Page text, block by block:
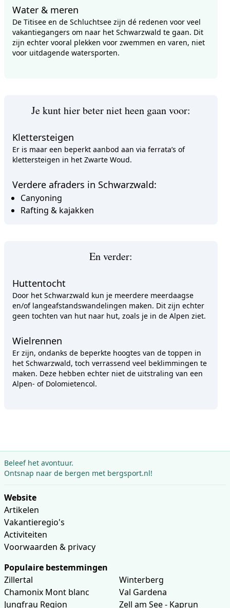
Water & meren
De Titisee en de Schluchtsee zijn dé redenen voor veel
vakantiegangers om naar het Schwarzwald te gaan. Dit
zijn echter vooral plekken voor zwemmen en varen, niet
voor uitdagende watersporten.
Je kunt hier beter niet heen gaan voor:
Klettersteigen
Er is maar een beperkt aanbod aan via ferrata’s of
klettersteigen in het Zwarte Woud.
Verdere afraders in Schwarzwald:
Canyoning
Rafting & kajakken
En verder:
Huttentocht
Door het Schwarzwald kun je meerdere meerdaagse
en/of langeafstandswandelingen maken. Dit zijn echter
geen tochten van hut naar hut, zoals je in de Alpen ziet.
Wielrennen
Er zijn, ondanks de beperkte hoogtes van de toppen in
het Schwarzwald, toch verrassend veel beklimmingen te
maken. Deze hebben echter niet de uitstraling van een
Alpen- of Dolomietencol.
Beleef het avontuur.
Ontsnap naar de bergen met bergsport.nl!
Website
Artikelen
Vakantieregio's
Activiteiten
Voorwaarden & privacy
Populaire bestemmingen
Zillertal
Chamonix Mont blanc
Jungfrau Region
Winterberg
Val Gardena
Zell am See - Kaprun